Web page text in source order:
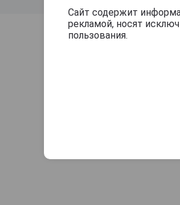
Сайт содержит
рекламой, носят
пользования.